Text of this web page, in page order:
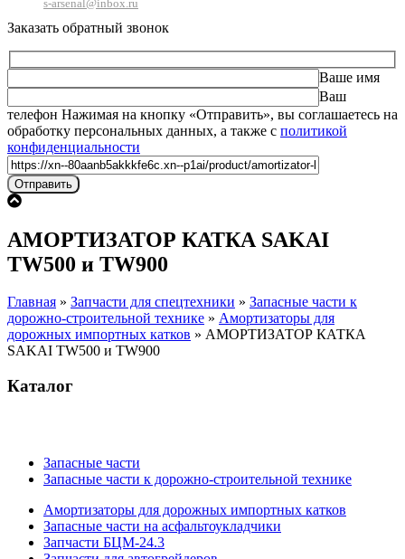
s-arsenal@inbox.ru
Заказать обратный звонок
Ваше имя
Ваш
телефон Оставьте это поле пустым.
Нажимая на кнопку «Отправить», вы соглашаетесь на
обработку персональных данных, а также с политикой
конфиденциальности
АМОРТИЗАТОР КАТКА SAKAI
TW500 и TW900
Главная » Запчасти для спецтехники » Запасные части к
дорожно-строительной технике » Амортизаторы для
дорожных импортных катков » АМОРТИЗАТОР КАТКА
SAKAI TW500 и TW900
Каталог
Запасные части
Запасные части к дорожно-строительной технике
Амортизаторы для дорожных импортных катков
Запасные части на асфальтоукладчики
Запчасти БЦМ-24.3